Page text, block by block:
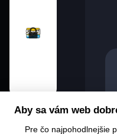
Aby sa vám web
Pre čo najpohodlnejšie